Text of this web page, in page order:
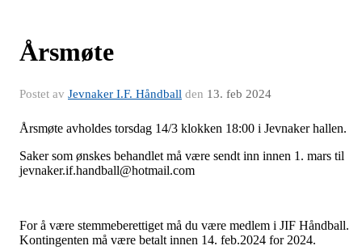
Årsmøte
Postet av Jevnaker I.F. Håndball den 13. feb 2024
Årsmøte avholdes torsdag 14/3 klokken 18:00 i Jevnaker hallen.
Saker som ønskes behandlet må være sendt inn innen 1. mars til
jevnaker.if.handball@hotmail.com
For å være stemmeberettiget må du være medlem i JIF Håndball.
Kontingenten må være betalt innen 14. feb.2024 for 2024.